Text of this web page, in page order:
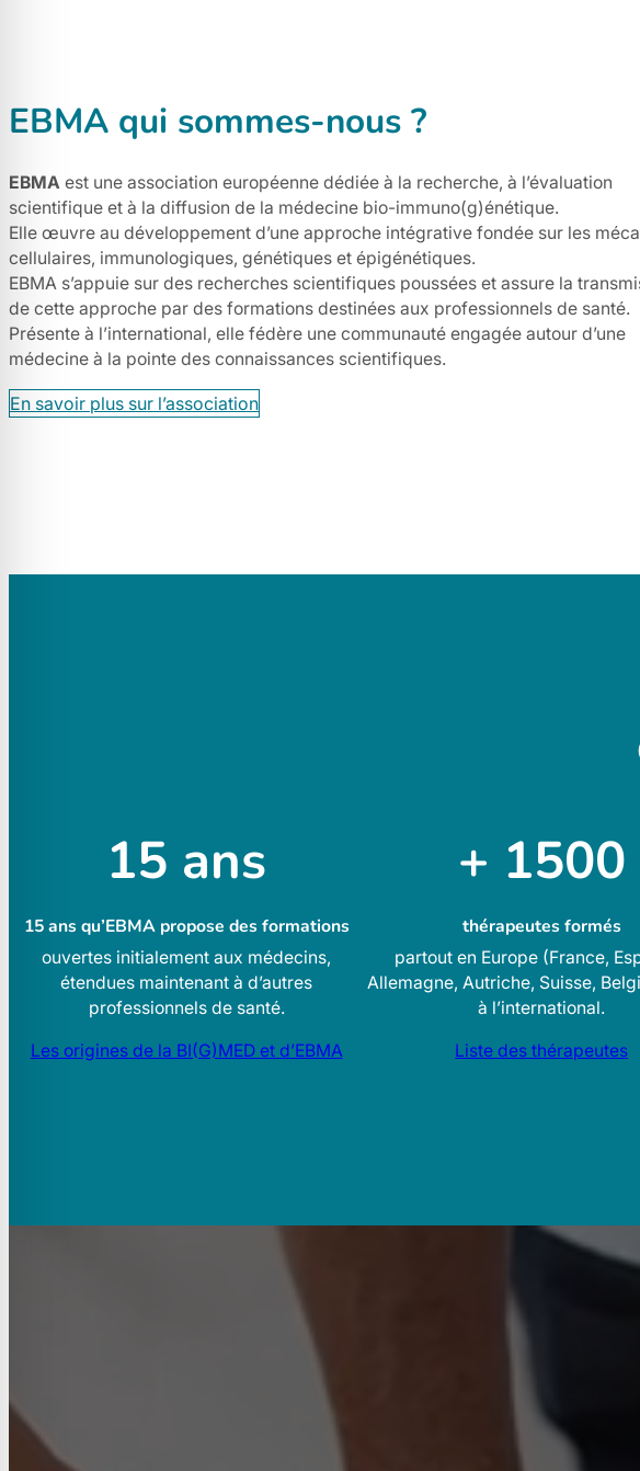
EBMA qui sommes-nous ?
EBMA est une association européenne dédiée à la recherche, à l’évaluation
scientifique et à la diffusion de la médecine bio-immuno(g)énétique.
Elle œuvre au développement d’une approche intégrative fondée sur les
cellulaires, immunologiques, génétiques et épigénétiques.
EBMA s’appuie sur des recherches scientifiques poussées et assure la
de cette approche par des formations destinées aux professionnels de santé.
Présente à l’international, elle fédère une communauté engagée autour d’une
médecine à la pointe des connaissances scientifiques.
En savoir plus sur l’association
15 ans
15 ans qu’EBMA propose des formations
ouvertes initialement aux médecins,
étendues maintenant à d’autres
professionnels de santé.
Les origines de la BI(G)MED et d’EBMA
+ 1500
thérapeutes formés
partout en Europe (France,
Allemagne, Autriche, Suisse,
à l’international.
Liste des thérapeutes